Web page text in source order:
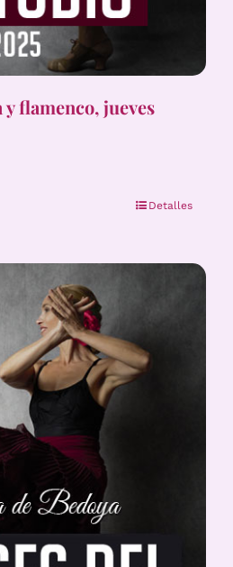
flamenco, jueves
Detalles